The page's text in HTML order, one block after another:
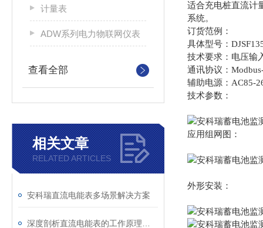
计量表
ADW系列电力物联网仪表
查看全部
相关文章
RELATED ARTICLES
安科瑞直流电能表多场景解决方案
适合充电桩直流计
系统。
订货范例：
具体型号：
技术要求：电压输
通讯协议：
辅助电源：AC85-
技术参数：
应用组网图：
外形安装：